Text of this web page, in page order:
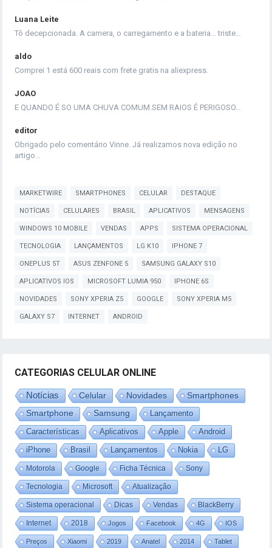
Luana Leite
Tô decepcionada. A camera, o carregamento e a bateria... triste…
aldo
Comprei 1 está 600 reais com frete gratis na aliexpress.
JOAO
E QUANDO É SO UMA CHUVA COMUM.SEM RAIOS É PERIGOSO…
editor
Obrigado pelo comentário Vinne. Já realizamos nova edição no
artigo…
MARKETWIRE SMARTPHONES CELULAR DESTAQUE
NOTÍCIAS CELULARES BRASIL APLICATIVOS MENSAGENS
WINDOWS 10 MOBILE VENDAS APPS SISTEMA OPERACIONAL
TECNOLOGIA LANÇAMENTOS LG K10 IPHONE 7
ONEPLUS 5T ASUS ZENFONE 5 SAMSUNG GALAXY S10
APLICATIVOS IOS MICROSOFT LUMIA 950 IPHONE 6S
NOVIDADES SONY XPERIA Z5 GOOGLE SONY XPERIA M5
GALAXY S7 INTERNET ANDROID
CATEGORIAS CELULAR ONLINE
Notícias Celular Novidades Smartphones
Smartphone Samsung
Lançamento
Características
Aplicativos Apple Android
iPhone Brasil Lançamentos Nokia LG
Motorola Google Ficha Técnica Sony
Tecnologia Microsoft Atualização
Sistema operacional Dicas Vendas BlackBerry
Internet 2018 Jogos Facebook 4G IOS
Preços Xiaomi 2019 Anatel 2014 Tablet